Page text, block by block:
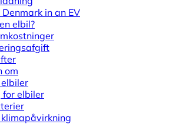
in an EV
elbil?
om
for elbiler
klimapåvirkning